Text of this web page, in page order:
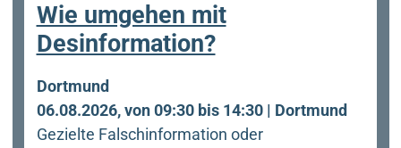
Wie umgehen mit
Desinformation?
Dortmund
06.08.2026, von 09:30 bis 14:30 | Dortmund
Gezielte Falschinformation oder